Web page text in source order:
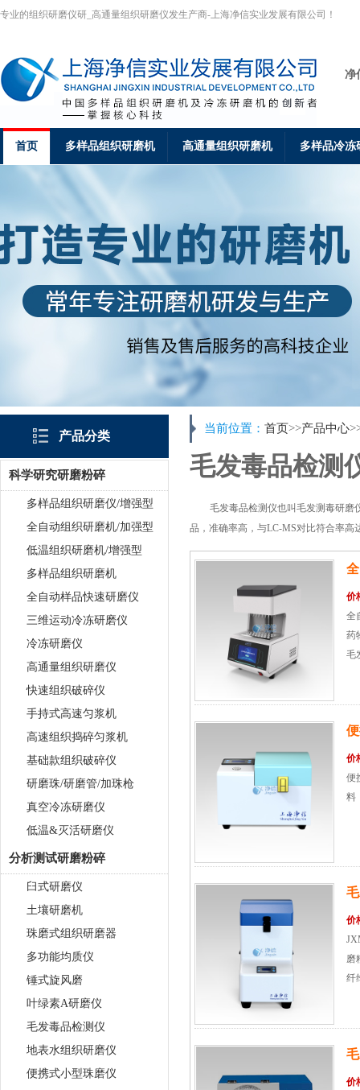
专业的组织研磨仪研_高通量组织研磨仪发生产商-上海净信实业发展有限公司！
净
首页 多样品组织研磨机 高通量组织研磨机 多样品冷冻
产品分类
科学研究研磨粉碎
多样品组织研磨仪/增强型
全自动组织研磨机/加强型
低温组织研磨机/增强型
多样品组织研磨机
全自动样品快速研磨仪
三维运动冷冻研磨仪
冷冻研磨仪
高通量组织研磨仪
快速组织破碎仪
手持式高速匀浆机
高速组织捣碎匀浆机
基础款组织破碎仪
研磨珠/研磨管/加珠枪
真空冷冻研磨仪
低温&灭活研磨仪
分析测试研磨粉碎
臼式研磨仪
土壤研磨机
珠磨式组织研磨器
多功能均质仪
锤式旋风磨
叶绿素A研磨仪
毛发毒品检测仪
地表水组织研磨仪
便携式小型珠磨仪
当前位置： 首页>>产品中心
毛发毒品检测
毛发毒品检测仪也叫毛发测毒研磨
品，准确率高，与LC-MS对比符合率高
价
全
药
毛
价
便
料
价
磨
纤
价